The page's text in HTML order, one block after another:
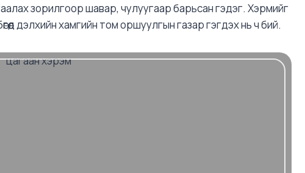
зорилгоор шавар, чулуугаар барьсан гэдэг. Хэрмийг
дэлхийн хамгийн том оршуулгын газар гэгдэх нь ч бий.